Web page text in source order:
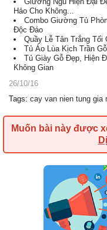
Hảo Cho Không...
Combo Giường Tủ
Độc Đáo
Quầy Lễ Tân Trắng Tối
Tủ Áo Lùa Kịch Trần
Tủ Giày Gỗ Đẹp, Hiện
Không Gian
26/10/16
Tags: cay van nien tung gia
Muốn bài này được